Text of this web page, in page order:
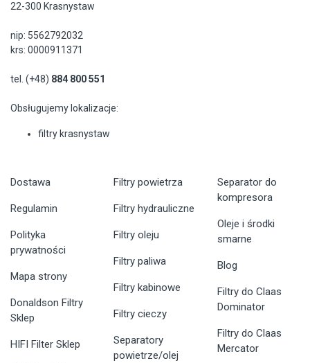
22-300 Krasnystaw
nip: 5562792032
krs: 0000911371
tel. (+48) 884 800 551
Obsługujemy lokalizacje:
filtry krasnystaw
Dostawa
Regulamin
Polityka
prywatności
Mapa strony
Donaldson Filtry
Sklep
HIFI Filter Sklep
Filtry powietrza
Filtry hydrauliczne
Filtry oleju
Filtry paliwa
Filtry kabinowe
Filtry cieczy
Separatory
powietrze/olej
Separator do
kompresora
Oleje i środki
smarne
Blog
Filtry do Claas
Dominator
Filtry do Claas
Mercator